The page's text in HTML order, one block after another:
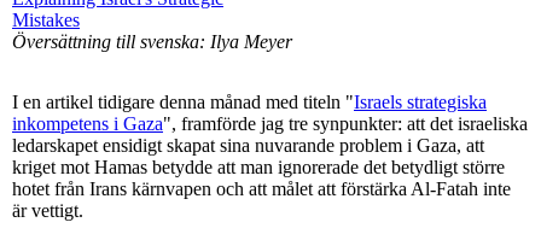
Mistakes
Översättning till svenska: Ilya Meyer
I en artikel tidigare denna månad med titeln "Israels strategiska
inkompetens i Gaza", framförde jag tre synpunkter: att det israeliska
ledarskapet ensidigt skapat sina nuvarande problem i Gaza, att
kriget mot Hamas betydde att man ignorerade det betydligt större
hotet från Irans kärnvapen och att målet att förstärka Al-Fatah inte
är vettigt.